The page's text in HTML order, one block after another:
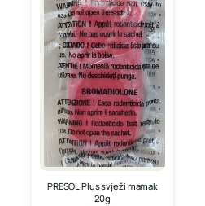
PRESOL Plus svježi mamak
20g